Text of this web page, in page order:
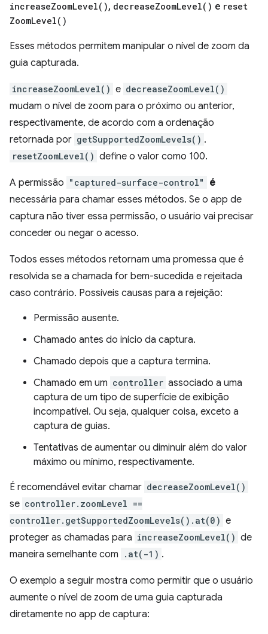
increaseZoomLevel( ), decreaseZoomLevel( ) e reset
ZoomLevel( )
Esses métodos permitem manipular o nível de zoom da
guia capturada.
increaseZoomLevel() e decreaseZoomLevel()
mudam o nível de zoom para o próximo ou anterior,
respectivamente, de acordo com a ordenação
retornada por getSupportedZoomLevels() .
resetZoomLevel() define o valor como 100.
A permissão "captured-surface-control"
é
necessária para chamar esses métodos. Se o app de
captura não tiver essa permissão, o usuário vai precisar
conceder ou negar o acesso.
Todos esses métodos retornam uma promessa que é
resolvida se a chamada for bem-sucedida e rejeitada
caso contrário. Possíveis causas para a rejeição:
Permissão ausente.
Chamado antes do início da captura.
Chamado depois que a captura termina.
Chamado em um controller associado a uma
captura de um tipo de superfície de exibição
incompatível. Ou seja, qualquer coisa, exceto a
captura de guias.
Tentativas de aumentar ou diminuir além do valor
máximo ou mínimo, respectivamente.
É recomendável evitar chamar decreaseZoomLevel()
se controller.zoomLevel ==
controller.getSupportedZoomLevels().at(0) e
proteger as chamadas para increaseZoomLevel() de
maneira semelhante com
.at(-1) .
O exemplo a seguir mostra como permitir que o usuário
aumente o nível de zoom de uma guia capturada
diretamente no app de captura: